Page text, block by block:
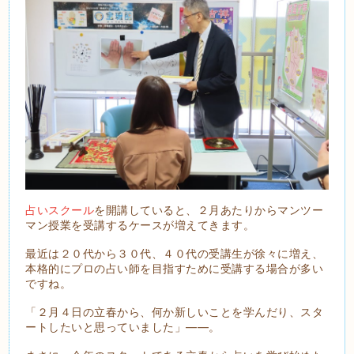
占いスクールを開講していると、２月あたりからマンツー
マン授業を受講するケースが増えてきます。
最近は２０代から３０代、４０代の受講生が徐々に増え、
本格的にプロの占い師を目指すために受講する場合が多い
ですね。
「２月４日の立春から、何か新しいことを学んだり、スタ
ートしたいと思っていました」――。